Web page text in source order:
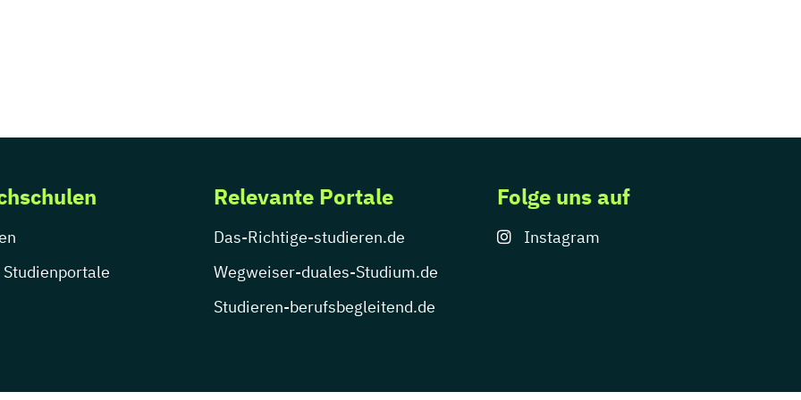
Relevante Portale
Das-Richtige-studieren.de
Wegweiser-duales-Studium.de
Studieren-berufsbegleitend.de
Folge uns auf
Instagram